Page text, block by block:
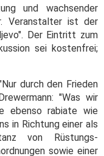
und wachsender
Veranstalter ist der
Der Eintritt zum
sei kostenfrei;
durch den Frieden
"Was wir
ebenso rabiate wie
in Richtung einer als
von Rüstungs-
sowie einer